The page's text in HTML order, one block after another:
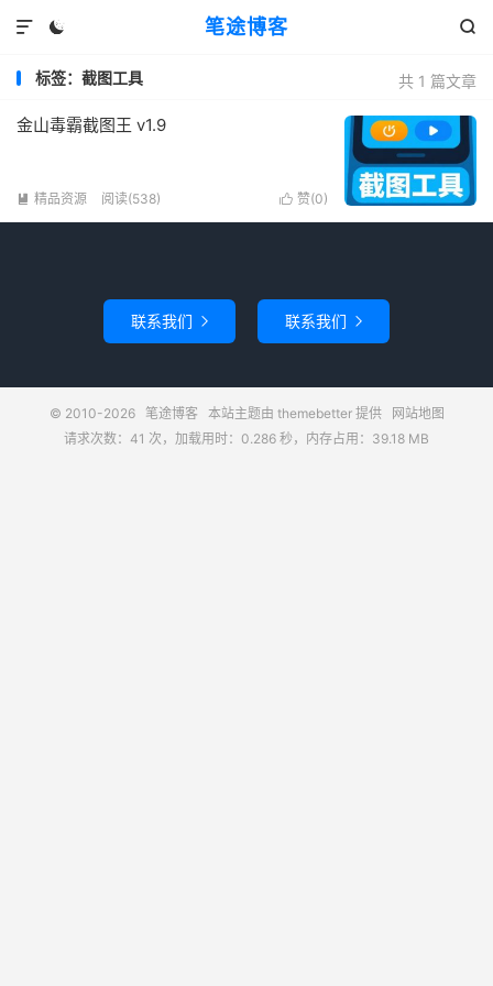
笔途博客
 

共 1 篇文章
标签：截图工具
金山毒霸截图王 v1.9
 赞(0)
 精品资源 阅读(538)
联系我们  联系我们 
© 2010-2026 笔途博客 本站主题由 themebetter提供
网站地图
请求次数：41 次，加载用时：0.286 秒，内存占用：39.18 MB